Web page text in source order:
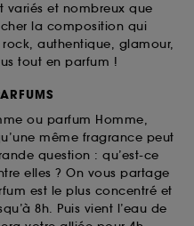
variés et nombreux que
la composition qui
authentique, glamour,
tout en parfum !
ou parfum Homme,
même fragrance peut
question : qu’est-ce
elles ? On vous partage
est le plus concentré et
8h. Puis vient l’eau de